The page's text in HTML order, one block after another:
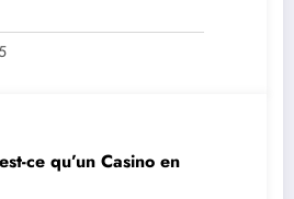
ce qu’un Casino en